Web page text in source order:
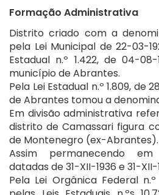
Formação Administrativa
Distrito criado com a
pela Lei Municipal de 22-03-
Estadual n.º 1.422, de 04-
município de Abrantes.
Pela Lei Estadual n.º 1.809, de
de Abrantes tomou a
Em divisão administrativa
distrito de Camassari figura
de Montenegro (ex-Abrantes).
Assim permanecendo em
datadas de 31-XII-1936 e 31-XII-
Pela Lei Orgânica Federal n.º